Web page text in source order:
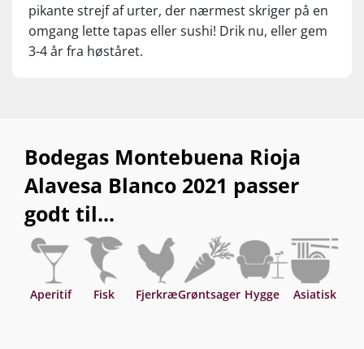
pikante strejf af urter, der nærmest skriger på en
omgang lette tapas eller sushi! Drik nu, eller gem
3-4 år fra høståret.
Bodegas Montebuena Rioja
Alavesa Blanco 2021 passer
godt til...
Aperitif Fisk FjerkræGrøntsager Hygge Asiatisk